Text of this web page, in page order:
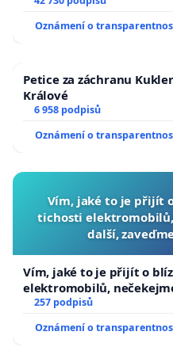
usnesení k podání
republiky
Oznámení o
Petice za záchranu
Králové
6 958 podpisů
Oznámení o
Vím, jaké to je přijít
tichosti
další,
Vím, jaké to je přijít o
elektromobilů,
zaveďme slyšitelná auta!
257 podpisů
Oznámení o